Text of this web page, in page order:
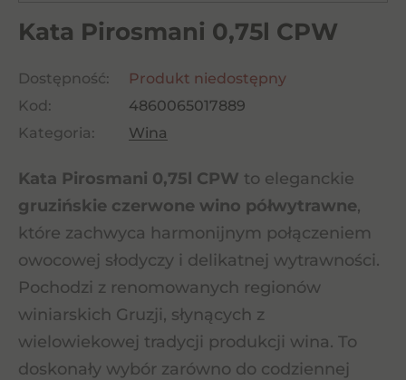
Kata Pirosmani 0,75l CPW
Dostępność:
Produkt niedostępny
Kod:
4860065017889
Kategoria:
Wina
Kata Pirosmani 0,75l CPW to eleganckie
gruzińskie czerwone wino półwytrawne,
które zachwyca harmonijnym połączeniem
owocowej słodyczy i delikatnej wytrawności.
Pochodzi z renomowanych regionów
winiarskich Gruzji, słynących z
wielowiekowej tradycji produkcji wina. To
doskonały wybór zarówno do codziennej